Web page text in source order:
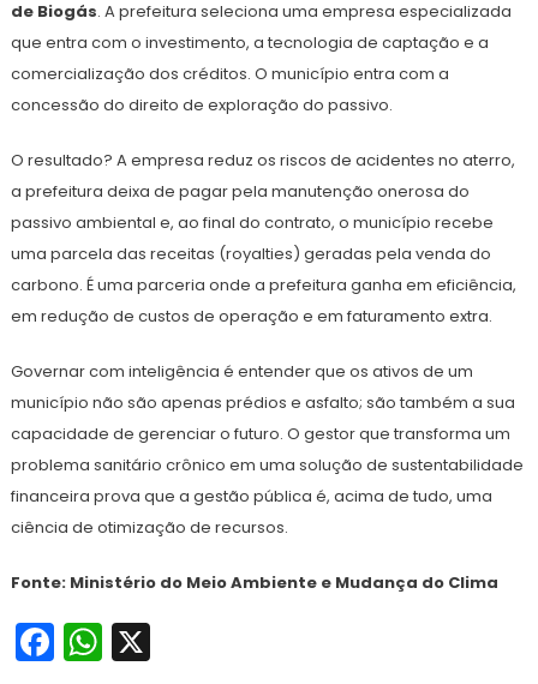
de Biogás. A prefeitura seleciona uma empresa especializada
que entra com o investimento, a tecnologia de captação e a
comercialização dos créditos. O município entra com a
concessão do direito de exploração do passivo.
O resultado? A empresa reduz os riscos de acidentes no aterro,
a prefeitura deixa de pagar pela manutenção onerosa do
passivo ambiental e, ao final do contrato, o município recebe
uma parcela das receitas (royalties) geradas pela venda do
carbono. É uma parceria onde a prefeitura ganha em eficiência,
em redução de custos de operação e em faturamento extra.
Governar com inteligência é entender que os ativos de um
município não são apenas prédios e asfalto; são também a sua
capacidade de gerenciar o futuro. O gestor que transforma um
problema sanitário crônico em uma solução de sustentabilidade
financeira prova que a gestão pública é, acima de tudo, uma
ciência de otimização de recursos.
Fonte: Ministério do Meio Ambiente e Mudança do Clima
Facebook
WhatsApp
X